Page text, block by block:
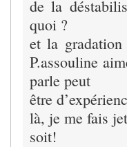
de la
quoi ?
et la
P.assouline
parle peut
être
là, je me fais
soit!